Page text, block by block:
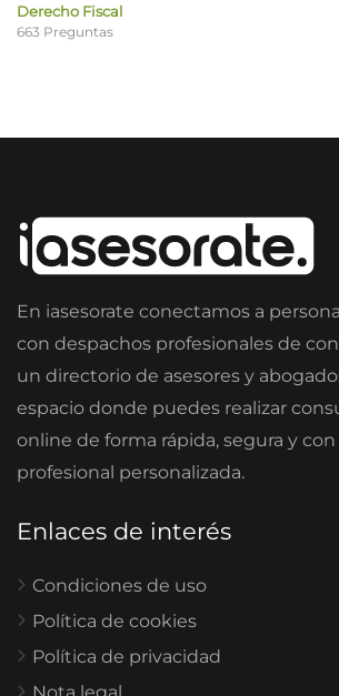
Derecho Fiscal
663 Preguntas
En iasesorate conectamos a
con despachos profesionales de
un directorio de asesores y
espacio donde puedes realizar
online de forma rápida, segura y
profesional personalizada.
Enlaces de interés
Condiciones de uso
Política de cookies
Política de privacidad
Nota legal